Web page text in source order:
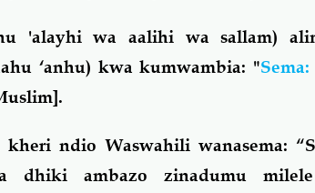
'alayhi wa aalihi wa sallam)
‘anhu) kwa kumwambia: "
kheri ndio Waswahili wanasema:
dhiki ambazo zinadumu